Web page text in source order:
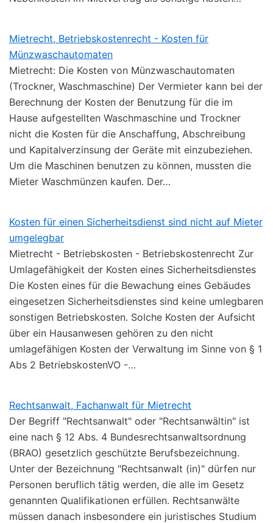
Mietrecht, Betriebskostenrecht - Kosten für
Münzwaschautomaten
Mietrecht: Die Kosten von Münzwaschautomaten
(Trockner, Waschmaschine) Der Vermieter kann bei der
Berechnung der Kosten der Benutzung für die im
Hause aufgestellten Waschmaschine und Trockner
nicht die Kosten für die Anschaffung, Abschreibung
und Kapitalverzinsung der Geräte mit einzubeziehen.
Um die Maschinen benutzen zu können, mussten die
Mieter Waschmünzen kaufen. Der…
Kosten für einen Sicherheitsdienst sind nicht auf Mieter
umgelegbar
Mietrecht - Betriebskosten - Betriebskostenrecht Zur
Umlagefähigkeit der Kosten eines Sicherheitsdienstes
Die Kosten eines für die Bewachung eines Gebäudes
eingesetzen Sicherheitsdienstes sind keine umlegbaren
sonstigen Betriebskosten. Solche Kosten der Aufsicht
über ein Hausanwesen gehören zu den nicht
umlagefähigen Kosten der Verwaltung im Sinne von § 1
Abs 2 BetriebskostenVO -…
Rechtsanwalt, Fachanwalt für Mietrecht
Der Begriff "Rechtsanwalt" oder "Rechtsanwältin" ist
eine nach § 12 Abs. 4 Bundesrechtsanwaltsordnung
(BRAO) gesetzlich geschützte Berufsbezeichnung.
Unter der Bezeichnung "Rechtsanwalt (in)" dürfen nur
Personen beruflich tätig werden, die alle im Gesetz
genannten Qualifikationen erfüllen. Rechtsanwälte
müssen danach insbesondere ein juristisches Studium